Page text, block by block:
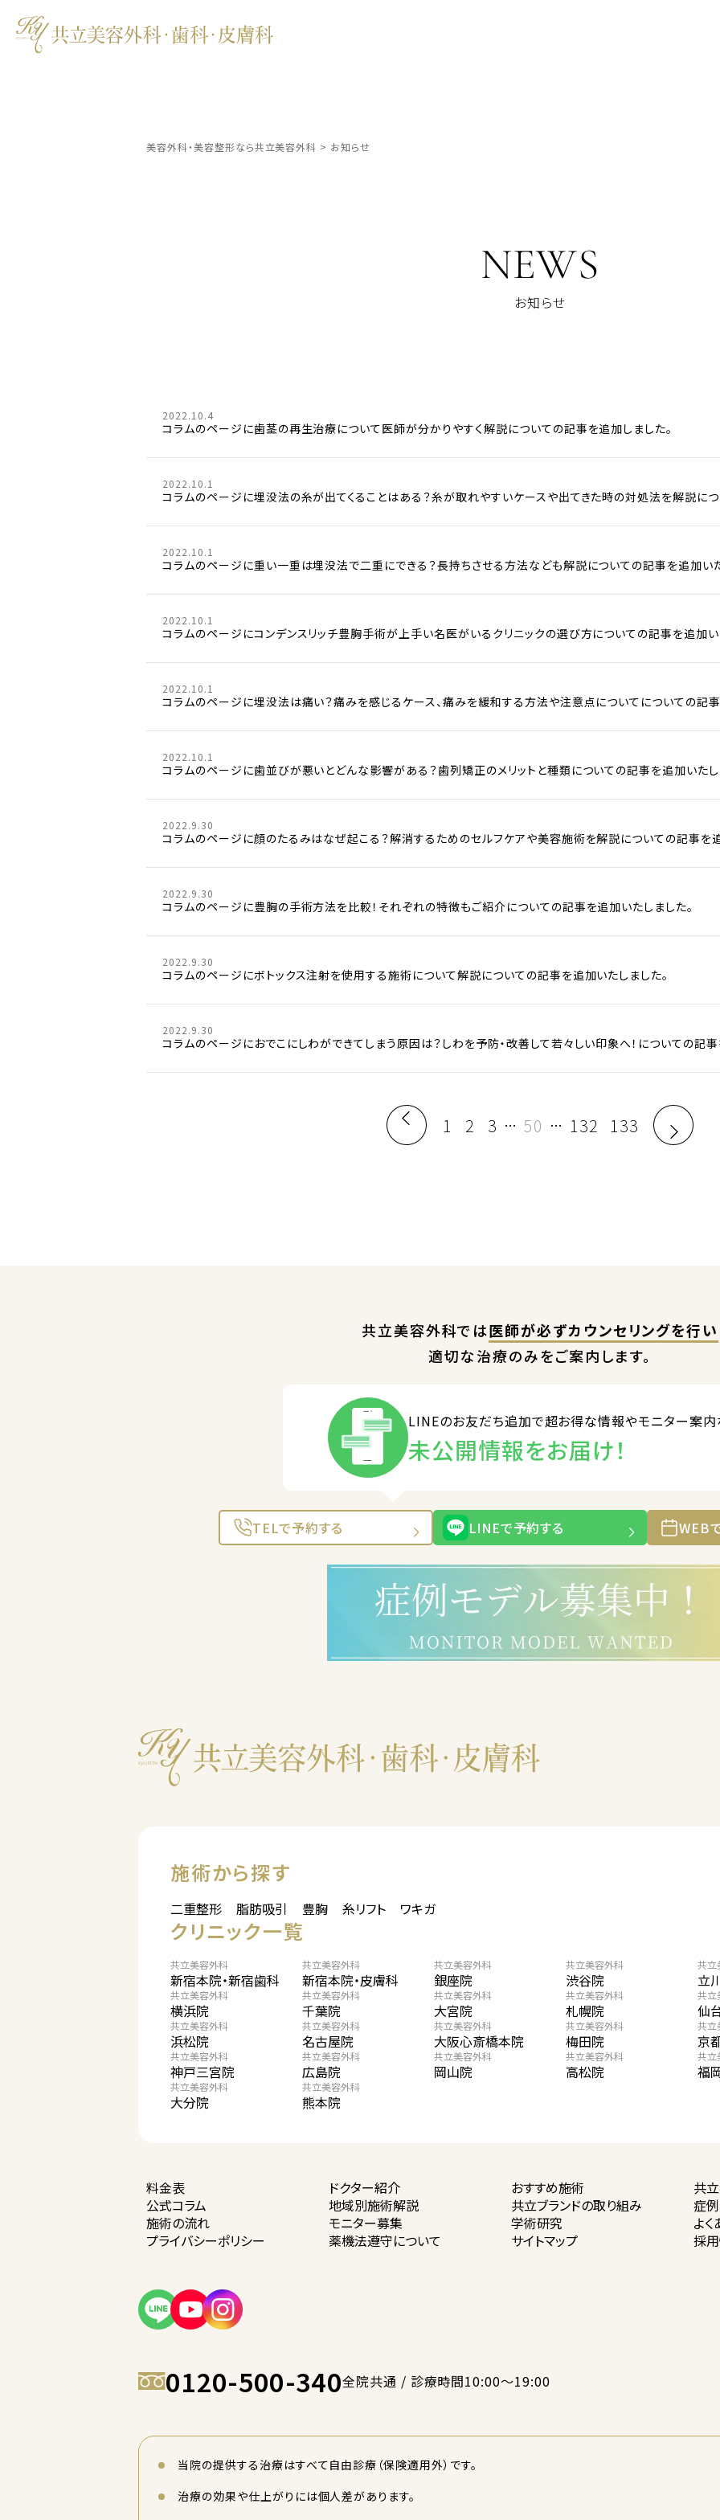
美容外科・美容整形なら共立美容外科 > お知らせ
NEWS
お知らせ
2022.10.4
コラムのページに歯茎の再生治療について医師が分かりやすく解説についての記事を追加しました。
2022.10.1
コラムのページに埋没法の糸が出てくることはある？糸が取れやすいケースや出てきた時の対処法を解説に
2022.10.1
コラムのページに重い一重は埋没法で二重にできる？長持ちさせる方法なども解説についての記事を追加い
2022.10.1
コラムのページにコンデンスリッチ豊胸手術が上手い名医がいるクリニックの選び方についての記事を追加い
2022.10.1
コラムのページに埋没法は痛い？痛みを感じるケース、痛みを緩和する方法や注意点についてについての記
2022.10.1
コラムのページに歯並びが悪いとどんな影響がある？歯列矯正のメリットと種類についての記事を追加いたし
2022.9.30
コラムのページに顔のたるみはなぜ起こる？解消するためのセルフケアや美容施術を解説についての記事を
2022.9.30
コラムのページに豊胸の手術方法を比較！それぞれの特徴もご紹介についての記事を追加いたしました。
2022.9.30
コラムのページにボトックス注射を使用する施術について解説についての記事を追加いたしました。
2022.9.30
コラムのページにおでこにしわができてしまう原因は？しわを予防・改善して若々しい印象へ！についての記
1 2 3 … 50 … 132 133
共立美容外科では医師が必ずカウンセリングを行い
適切な治療のみをご案内します。
LINEのお友だち追加で超お得な情報やモニター案
未公開情報をお届け！
TELで予約する LINEで予約する WEB
施術から探す
二重整形 脂肪吸引 豊胸 糸リフト ワキガ
クリニック一覧
共立美容外科
新宿本院・新宿歯科
共立美容外科
新宿本院・皮膚科
共立美容外科
銀座院
共立美容外科
渋谷院
共立
立
共立美容外科
横浜院
共立美容外科
千葉院
共立美容外科
大宮院
共立美容外科
札幌院
共立
仙
共立美容外科
浜松院
共立美容外科
名古屋院
共立美容外科
大阪心斎橋本院
共立美容外科
梅田院
共立
京
共立美容外科
神戸三宮院
共立美容外科
広島院
共立美容外科
岡山院
共立美容外科
高松院
共立
福
共立美容外科
大分院
共立美容外科
熊本院
料金表 ドクター紹介 おすすめ施術
共
公式コラム
地域別施術解説 共立ブランドの取り組み
症
施術の流れ
モニター募集 学術研究
よ
プライバシーポリシー 薬機法遵守について サイトマップ 採
0120-500-340全院共通 / 診療時間10:00〜19:00
当院の提供する治療はすべて自由診療（保険適用外）です。
治療の効果や仕上がりには個人差があります。